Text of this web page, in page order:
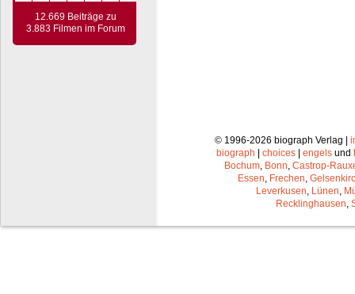
12.669 Beiträge zu
3.883 Filmen im Forum
© 1996-2026 biograph Verlag |
biograph
choices engels und
Bochum, Bonn, Castrop-
Essen, Frechen,
Leverkusen, Lünen,
Recklinghausen,